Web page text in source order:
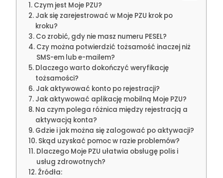
Czym jest Moje PZU?
Jak się zarejestrować w Moje PZU krok po
kroku?
Co zrobić, gdy nie masz numeru PESEL?
Czy można potwierdzić tożsamość inaczej niż
SMS-em lub e-mailem?
Dlaczego warto dokończyć weryfikację
tożsamości?
Jak aktywować konto po rejestracji?
Jak aktywować aplikację mobilną Moje PZU?
Na czym polega różnica między rejestracją a
aktywacją konta?
Gdzie i jak można się zalogować po aktywacji?
Skąd uzyskać pomoc w razie problemów?
Dlaczego Moje PZU ułatwia obsługę polis i
usług zdrowotnych?
Źródła: